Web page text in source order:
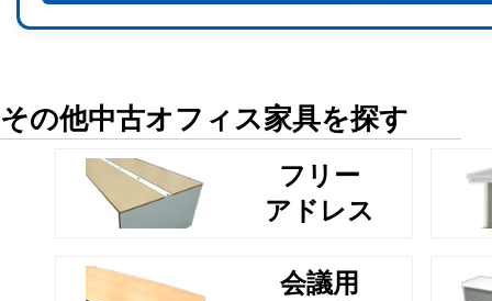
その他中古オフィス家具を探す
フリー
アドレス
会議用